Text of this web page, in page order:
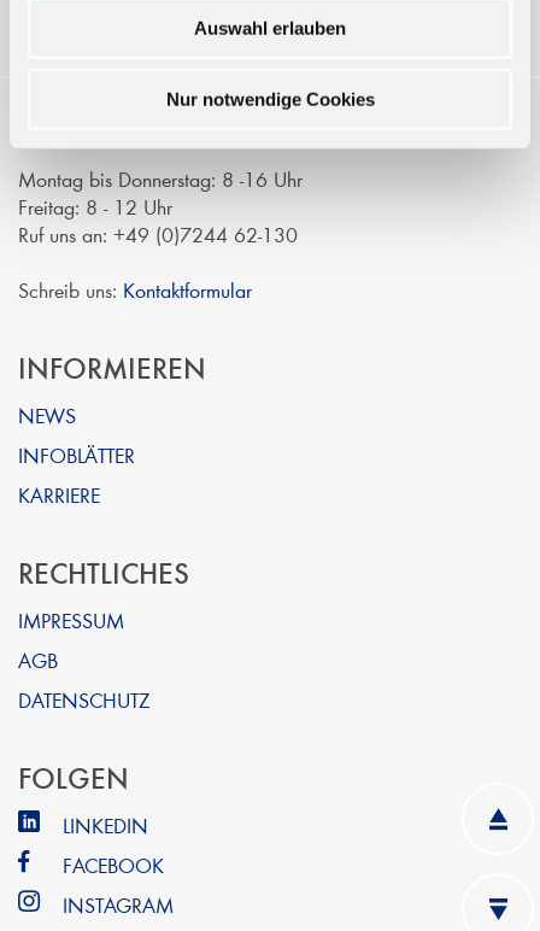
Auswahl erlauben
Nur notwendige Cookies
Montag bis Donnerstag: 8 -16 Uhr
Freitag: 8 - 12 Uhr
Ruf uns an: +49 (0)7244 62-130
Schreib uns: Kontaktformular
INFORMIEREN
NEWS
INFOBLÄTTER
KARRIERE
RECHTLICHES
IMPRESSUM
AGB
DATENSCHUTZ
FOLGEN
LINKEDIN
FACEBOOK
INSTAGRAM